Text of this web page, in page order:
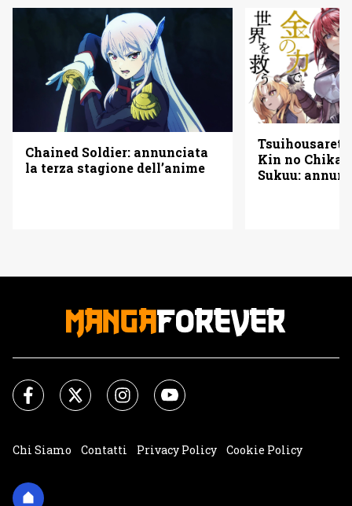
Chained Soldier: annunciata
la terza stagione dell’anime
Kin no
Sukuu:
Chi Siamo Contatti Privacy Policy
Cookie Policy